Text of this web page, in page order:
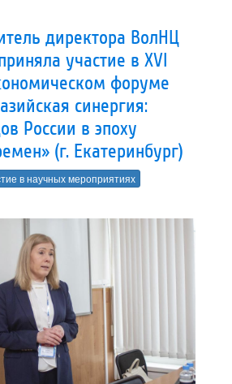
директора ВолНЦ
участие в XVI
форуме
синергия:
России в эпоху
(г. Екатеринбург)
в научных мероприятиях